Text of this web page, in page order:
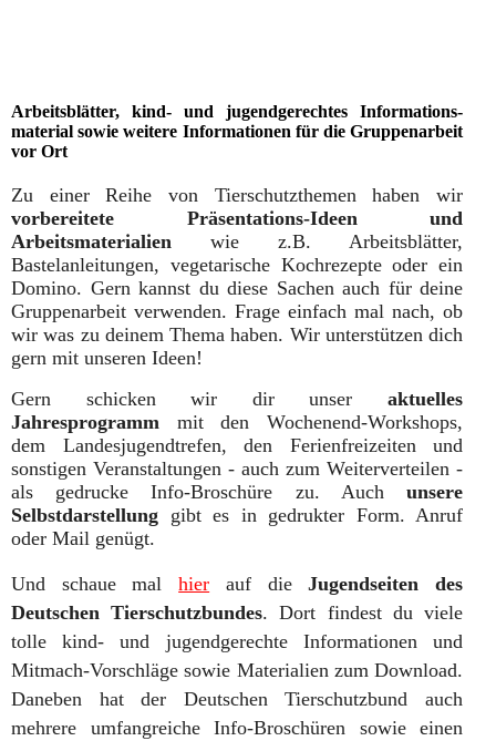
Arbeitsblätter, kind- und jugendgerechtes Informations-
material sowie weitere Informationen für die Gruppenarbeit
vor Ort
Zu einer Reihe von Tierschutzthemen haben wir
vorbereitete Präsentations-Ideen und
Arbeitsmaterialien wie z.B. Arbeitsblätter,
Bastelanleitungen, vegetarische Kochrezepte oder ein
Domino. Gern kannst du diese Sachen auch für deine
Gruppenarbeit verwenden. Frage einfach mal nach, ob
wir was zu deinem Thema haben. Wir unterstützen dich
gern mit unseren Ideen!
Gern schicken wir dir unser aktuelles
Jahresprogramm mit den Wochenend-Workshops,
dem Landesjugendtrefen, den Ferienfreizeiten und
sonstigen Veranstaltungen - auch zum Weiterverteilen -
als gedrucke Info-Broschüre zu. Auch unsere
Selbstdarstellung gibt es in gedrukter Form. Anruf
oder Mail genügt.
Und schaue malhier auf dieJugendseiten des
Deutschen Tierschutzbundes. Dort findest du viele
tolle kind- und jugendgerechte Informationen und
Mitmach-Vorschläge sowie Materialien zum Download.
Daneben hat der Deutschen Tierschutzbund auch
mehrere umfangreiche Info-Broschüren sowie einen